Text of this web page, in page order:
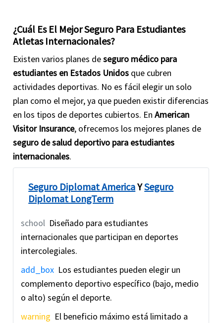
¿Cuál Es El Mejor Seguro Para Estudiantes
Atletas Internacionales?
Existen varios planes deseguro médico para
estudiantes en Estados Unidos que cubren
actividades deportivas. No es fácil elegir un solo
plan como el mejor, ya que pueden existir diferencias
en los tipos de deportes cubiertos. EnAmerican
Visitor Insurance, ofrecemos los mejores planes de
seguro de salud deportivo para estudiantes
internacionales.
Seguro Diplomat AmericaYSeguro
Diplomat LongTerm
school Diseñado para estudiantes
internacionales que participan en deportes
intercolegiales.
add_box Los estudiantes pueden elegir un
complemento deportivo específico (bajo, medio
o alto) según el deporte.
warning El beneficio máximo está limitado a